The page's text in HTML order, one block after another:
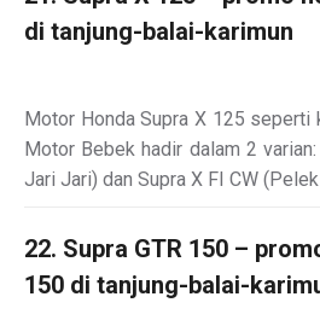
di tanjung-balai-karimun
Motor Honda Supra X 125 seperti
Motor Bebek hadir dalam 2
Jari Jari) dan Supra X FI CW (Pelek
22. Supra GTR 150 –
150 di tanjung-balai-